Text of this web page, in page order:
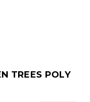
TREES POLY